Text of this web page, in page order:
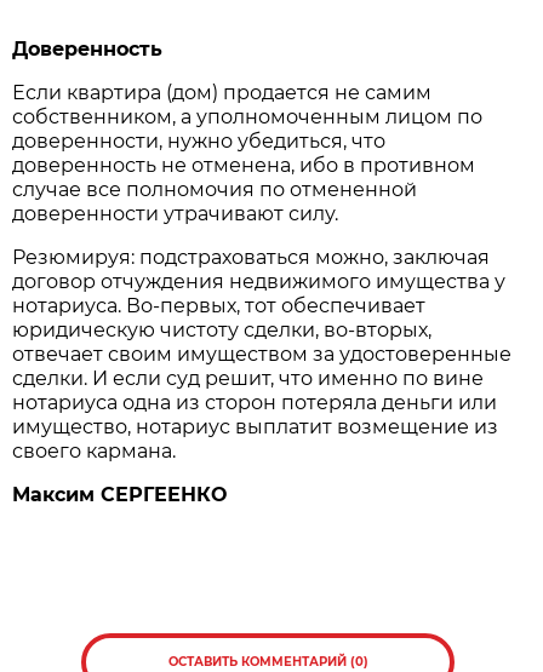
Доверенность
Если квартира (дом) продается не самим
собственником, а уполномоченным лицом по
доверенности, нужно убедиться, что
доверенность не отменена, ибо в противном
случае все полномочия по отмененной
доверенности утрачивают силу.
Резюмируя: подстраховаться можно, заключая
договор отчуждения недвижимого имущества у
нотариуса. Во-первых, тот обеспечивает
юридическую чистоту сделки, во-вторых,
отвечает своим имуществом за удостоверенные
сделки. И если суд решит, что именно по вине
нотариуса одна из сторон потеряла деньги или
имущество, нотариус выплатит возмещение из
своего кармана.
Максим СЕРГЕЕНКО
ОСТАВИТЬ КОММЕНТАРИЙ (0)